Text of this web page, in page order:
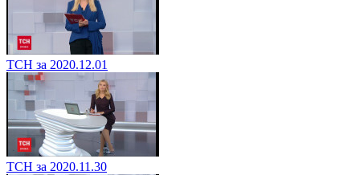
ТСН за 2020.12.01
ТСН за 2020.11.30